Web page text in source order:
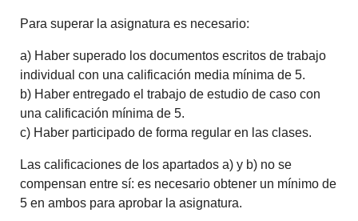
Para superar la asignatura es necesario:
a) Haber superado los documentos escritos de trabajo
individual con una calificación media mínima de 5.
b) Haber entregado el trabajo de estudio de caso con
una calificación mínima de 5.
c) Haber participado de forma regular en las clases.
Las calificaciones de los apartados a) y b) no se
compensan entre sí: es necesario obtener un mínimo de
5 en ambos para aprobar la asignatura.